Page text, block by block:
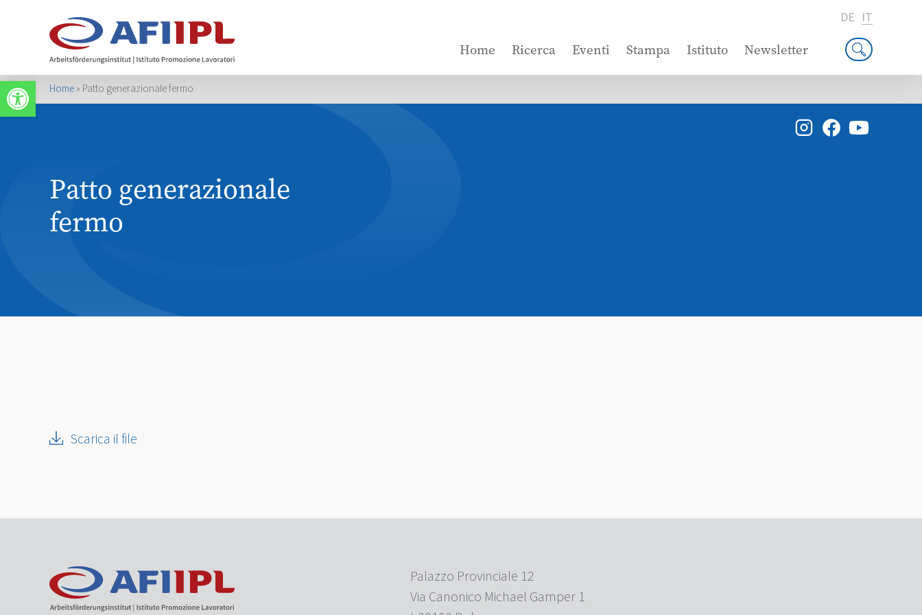
Apri la barra degli strumenti
Home Ricerca Eventi Stampa Istituto Newsletter
DE IT
Home» Patto generazionale fermo
Patto generazionale
fermo
Scarica il file
Palazzo Provinciale 12
Via Canonico Michael Gamper 1